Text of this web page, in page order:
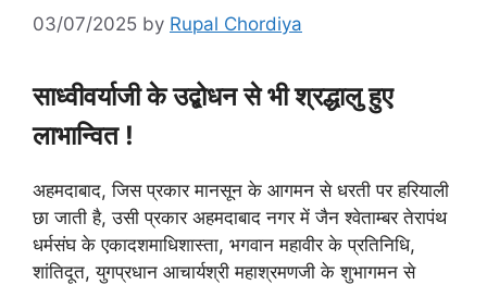
03/07/2025 by Rupal Chordiya
साध्वीवर्याजी के उद्बोधन से भी श्रद्धालु हुए
लाभान्वित !
अहमदाबाद, जिस प्रकार मानसून के आगमन से धरती पर हरियाली
छा जाती है, उसी प्रकार अहमदाबाद नगर में जैन श्वेताम्बर तेरापंथ
धर्मसंघ के एकादशमाधिशास्ता, भगवान महावीर के प्रतिनिधि,
शांतिदूत, युगप्रधान आचार्यश्री महाश्रमणजी के शुभागमन से